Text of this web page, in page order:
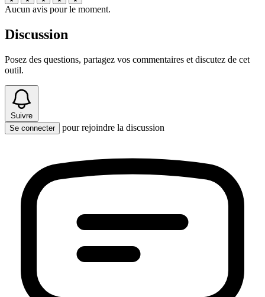
Aucun avis pour le moment.
Discussion
Posez des questions, partagez vos commentaires et discutez de cet
outil.
Suivre
Se connecter
pour rejoindre la discussion